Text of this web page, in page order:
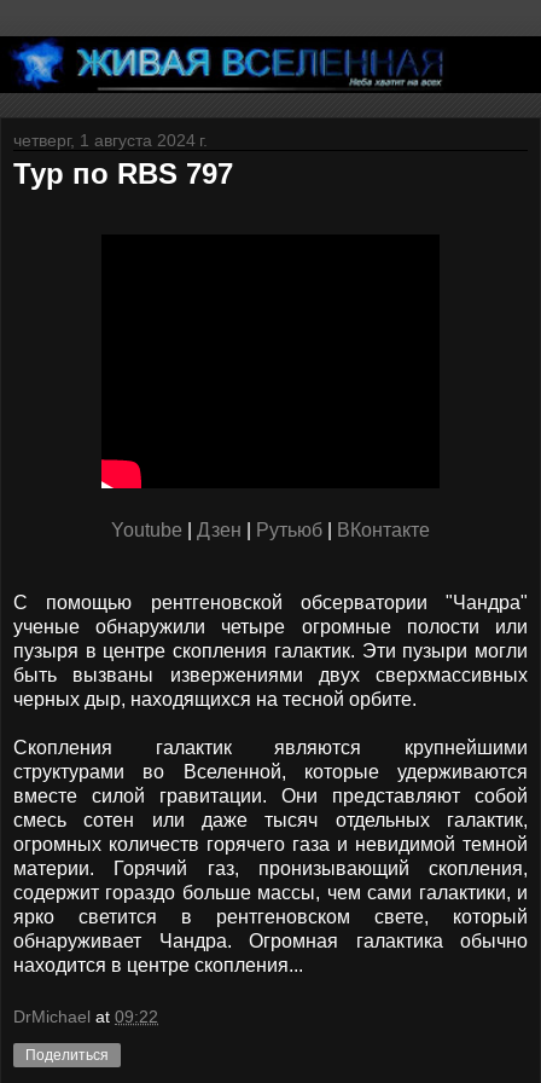
четверг, 1 августа 2024 г.
Тур по RBS 797
Youtube Дзен Рутьюб ВКонтакте
С помощью рентгеновской обсерватории "Чандра"
ученые обнаружили четыре огромные полости или
пузыря в центре скопления галактик. Эти пузыри могли
быть вызваны извержениями двух сверхмассивных
черных дыр, находящихся на тесной орбите.
Скопления галактик являются крупнейшими
структурами во Вселенной, которые удерживаются
вместе силой гравитации. Они представляют собой
смесь сотен или даже тысяч отдельных галактик,
огромных количеств горячего газа и невидимой темной
материи. Горячий газ, пронизывающий скопления,
содержит гораздо больше массы, чем сами галактики, и
ярко светится в рентгеновском свете, который
обнаруживает Чандра. Огромная галактика обычно
находится в центре скопления...
DrMichael at 09:22
Поделиться